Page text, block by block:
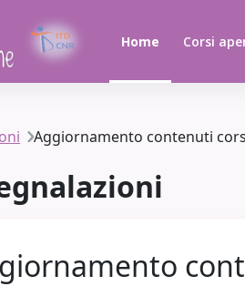
Home Corsi
Aggiornamento contenuti